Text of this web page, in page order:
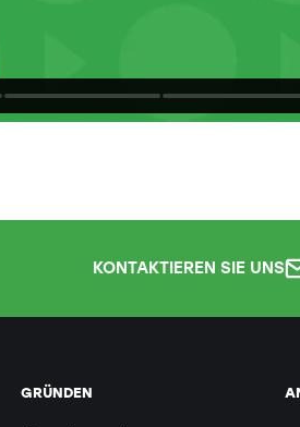
KONTAKTIEREN SIE UNS
GRÜNDEN